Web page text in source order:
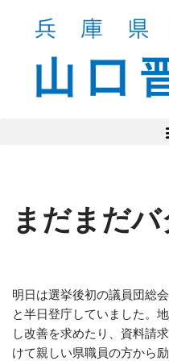
プ
まだまだ
明日は選挙後初の議員団総
と半日登庁していました。
し改善を求めたり、資料請
けて親しい県職員の方から